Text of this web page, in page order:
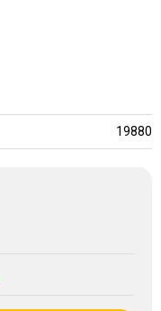
19880